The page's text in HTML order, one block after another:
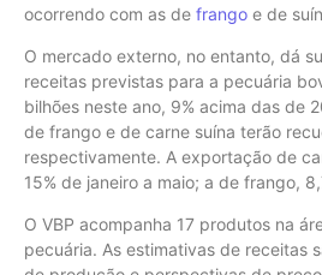
ocorrendo com as de frango e de
O mercado externo, no entanto, dá
receitas previstas para a pecuária
bilhões neste ano, 9% acima das de
de frango e de carne suína terão
respectivamente. A exportação de
15% de janeiro a maio; a de frango,
O VBP acompanha 17 produtos na
pecuária. As estimativas de receitas